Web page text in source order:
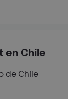
en Chile
de Chile